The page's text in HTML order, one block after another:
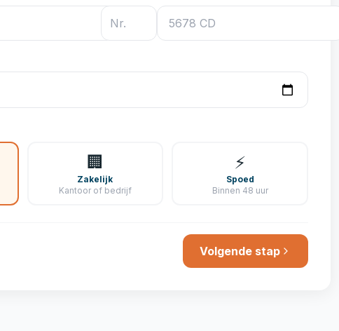
🏢
Zakelijk
Kantoor of bedrijf
⚡
Spoed
Binnen 48 uur
Volgende stap